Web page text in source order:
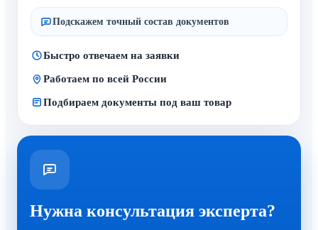
Подскажем точный состав документов
Быстро отвечаем на заявки
Работаем по всей России
Подбираем документы под ваш товар
Нужна консультация эксперта?